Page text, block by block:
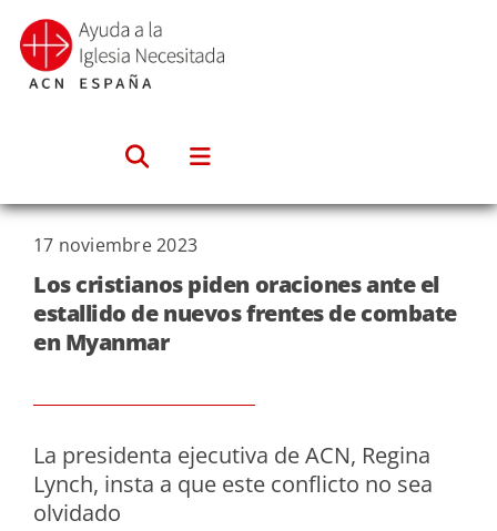
Saltar
contenido
17 noviembre 2023
Los cristianos piden oraciones ante el
estallido de nuevos frentes de combate
en Myanmar
La presidenta ejecutiva de ACN, Regina
Lynch, insta a que este conflicto no sea
olvidado